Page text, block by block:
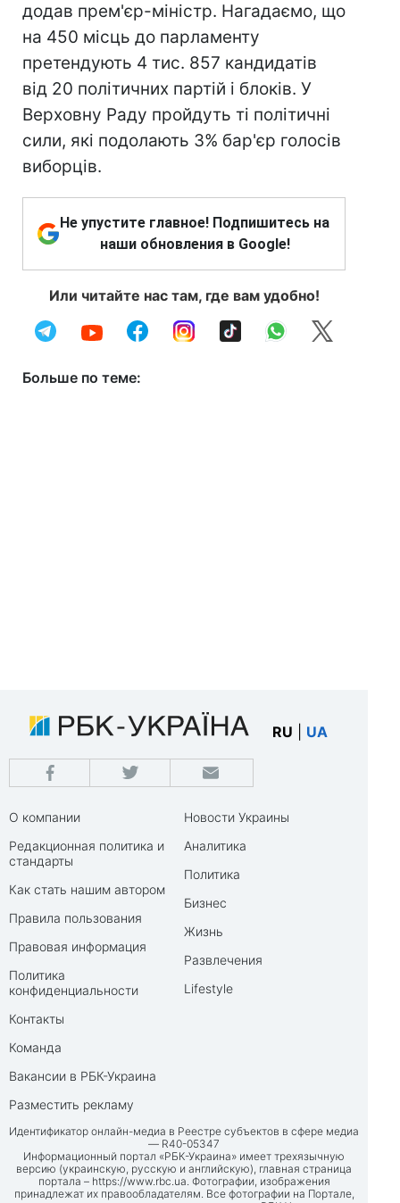
додав прем'єр-міністр. Нагадаємо, що
на 450 місць до парламенту
претендують 4 тис. 857 кандидатів
від 20 політичних партій і блоків. У
Верховну Раду пройдуть ті політичні
сили, які подолають 3% бар'єр голосів
виборців.
Не упустите главное! Подпишитесь на
наши обновления в Google!
Или читайте нас там, где вам удобно!
Больше по теме:
RU UA
О компании
Редакционная политика и
стандарты
Как стать нашим автором
Правила пользования
Правовая информация
Политика
конфиденциальности
Контакты
Команда
Вакансии в РБК-Украина
Разместить рекламу
Новости Украины
Аналитика
Политика
Бизнес
Жизнь
Развлечения
Lifestyle
Идентификатор онлайн-медиа в Реестре субъектов в сфере медиа
— R40-05347
Информационный портал «РБК-Украина» имеет трехязычную
версию (украинскую, русскую и английскую), главная страница
портала – https://www.rbc.ua. Фотографии, изображения
принадлежат их правообладателям. Все фотографии на Портале,